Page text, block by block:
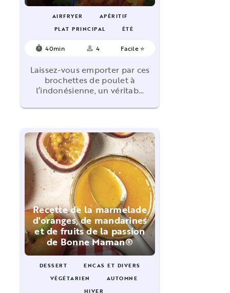
AIRFRYER
APÉRITIF
PLAT PRINCIPAL
ÉTÉ
timer 40min person_outline 4 Facile ⭐
Laissez-vous emporter par ces
brochettes de poulet à
l’indonésienne, un véritab…
Recette de la marmelade
d'oranges, de mandarines
et de fruits de la passion
de Bonne Maman®
DESSERT
ENCAS ET DIVERS
VÉGÉTARIEN
AUTOMNE
HIVER